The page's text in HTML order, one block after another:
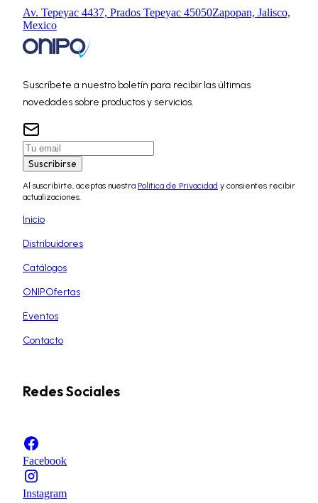
Av. Tepeyac 4437, Prados Tepeyac 45050Zapopan, Jalisco,
Mexico
Suscríbete a nuestro boletín para recibir las últimas
novedades sobre productos y servicios.
Suscribirse
Al suscribirte, aceptas nuestra Política de Privacidad y consientes recibir
actualizaciones.
Inicio
Distribuidores
Catálogos
ONIPOfertas
Eventos
Contacto
Redes Sociales
Facebook
Instagram